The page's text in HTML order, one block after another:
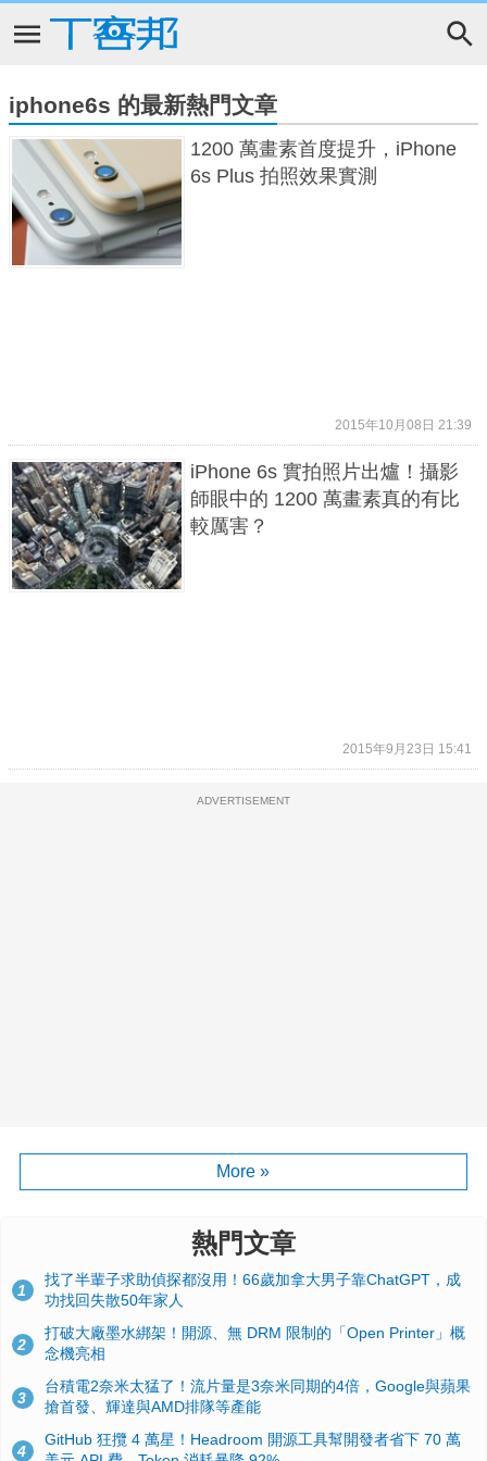
iphone6s 的最新熱門文章
1200 萬畫素首度提升，iPhone
6s Plus 拍照效果實測
2015年10月08日 21:39
iPhone 6s 實拍照片出爐！攝影
師眼中的 1200 萬畫素真的有比
較厲害？
2015年9月23日 15:41
ADVERTISEMENT
More »
熱門文章
1
找了半輩子求助偵探都沒用！66歲加拿大男子靠ChatGPT，成
功找回失散50年家人
2
打破大廠墨水綁架！開源、無 DRM 限制的「Open Printer」概
念機亮相
3
台積電2奈米太猛了！流片量是3奈米同期的4倍，Google與蘋果
搶首發、輝達與AMD排隊等產能
4
GitHub 狂攬 4 萬星！Headroom 開源工具幫開發者省下 70 萬